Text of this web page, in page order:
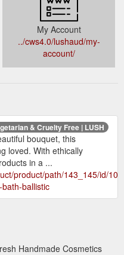
My Account
../cws4.0/lushaud/my-
account/
& Cruelty Free | LUSH
bouquet, this
loved. With ethically
in a ...
product/path/143_145/id/
ballistic
Handmade Cosmetics